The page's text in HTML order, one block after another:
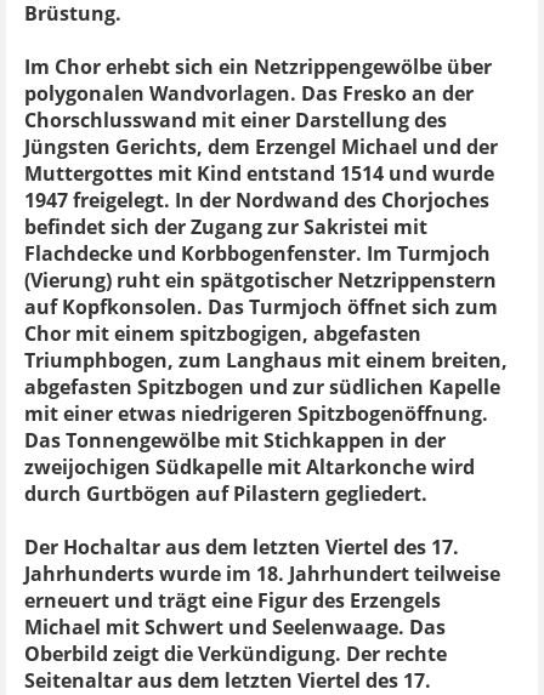
Brüstung.
Im Chor erhebt sich ein Netzrippengewölbe über
polygonalen Wandvorlagen. Das Fresko an der
Chorschlusswand mit einer Darstellung des
Jüngsten Gerichts, dem Erzengel Michael und der
Muttergottes mit Kind entstand 1514 und wurde
1947 freigelegt. In der Nordwand des Chorjoches
befindet sich der Zugang zur Sakristei mit
Flachdecke und Korbbogenfenster. Im Turmjoch
(Vierung) ruht ein spätgotischer Netzrippenstern
auf Kopfkonsolen. Das Turmjoch öffnet sich zum
Chor mit einem spitzbogigen, abgefasten
Triumphbogen, zum Langhaus mit einem breiten,
abgefasten Spitzbogen und zur südlichen Kapelle
mit einer etwas niedrigeren Spitzbogenöffnung.
Das Tonnengewölbe mit Stichkappen in der
zweijochigen Südkapelle mit Altarkonche wird
durch Gurtbögen auf Pilastern gegliedert.
Der Hochaltar aus dem letzten Viertel des 17.
Jahrhunderts wurde im 18. Jahrhundert teilweise
erneuert und trägt eine Figur des Erzengels
Michael mit Schwert und Seelenwaage. Das
Oberbild zeigt die Verkündigung. Der rechte
Seitenaltar aus dem letzten Viertel des 17.